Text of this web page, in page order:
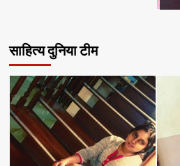
साहित्य दुनिया टीम